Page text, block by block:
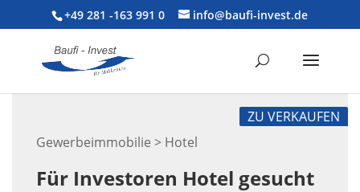
+49 281 -163 991 0 info@baufi-invest.de
Gewerbeimmobilie > Hotel
ZU VERKAUFEN
Für Investoren Hotel gesucht